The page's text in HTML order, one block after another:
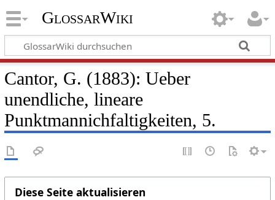
GlossarWiki
Cantor, G. (1883): Ueber
unendliche, lineare
Punktmannichfaltigkeiten, 5.
Diese Seite aktualisieren